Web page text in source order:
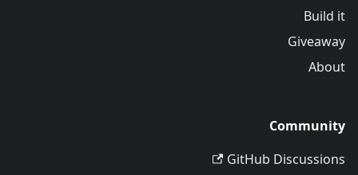
Build it
Giveaway
About
Community
GitHub Discussions